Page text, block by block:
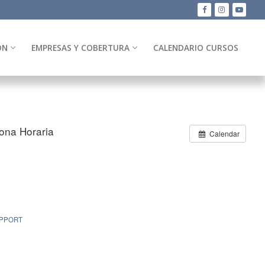
EMPRESAS Y COBERTURA CALENDARIO CURSOS
Calendar
Horaria